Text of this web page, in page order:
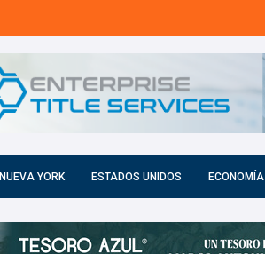
NUEVA YORK ESTADOS UNIDOS ECONOMÍA